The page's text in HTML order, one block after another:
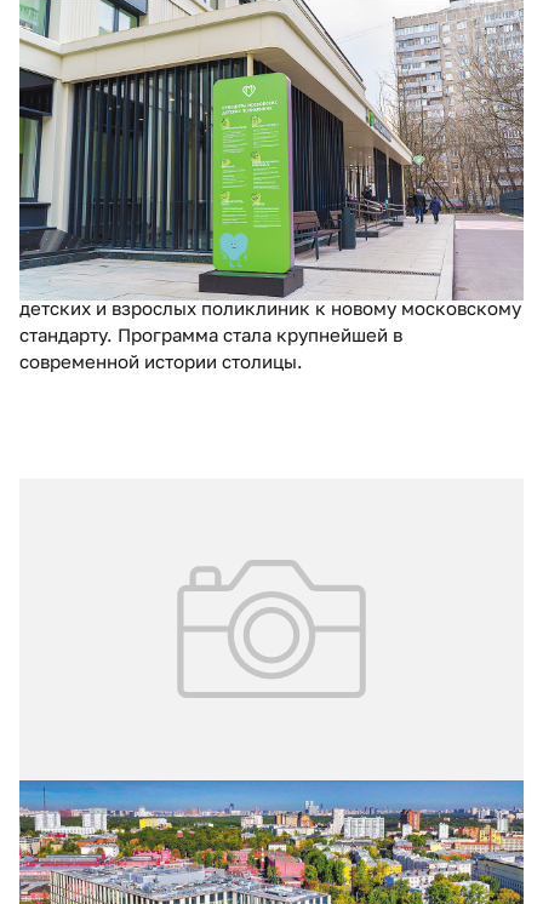
16.04.2026 № 1 (71)
Детские городские поликлиники по
новому московскому стандарту
Несколько лет назад в детских столичных
амбулаторных центрах был внедрен московский
стандарт поликлиник. Модернизация амбулаторного
звена в Москве началась в 2020 году. Ее
ключевой целью стало комплексное обновление
амбулаторного фонда столицы и приведение зданий
детских и взрослых поликлиник к новому московскому
стандарту. Программа стала крупнейшей в
современной истории столицы.
16.04.2026 № 1 (71)
Новые стационарные объекты
детского здравоохранения